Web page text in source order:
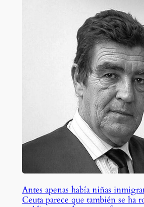
Antes apenas había niñas
Ceuta parece que también se ha